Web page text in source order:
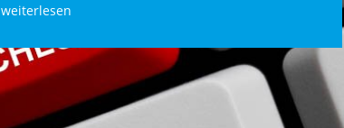
weiterlesen